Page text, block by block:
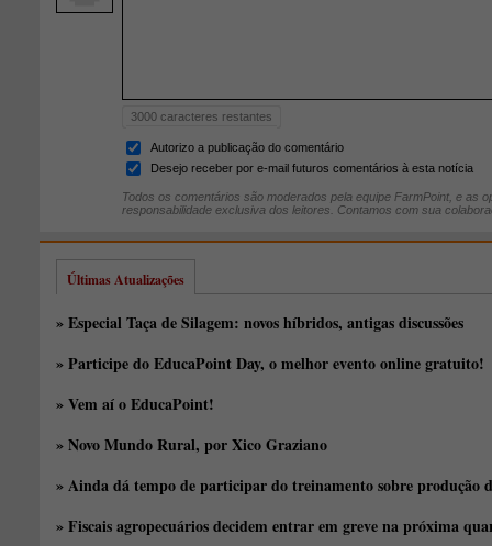
3000 caracteres restantes
Autorizo a publicação do comentário
Desejo receber por e-mail futuros comentários à esta notícia
Todos os comentários são moderados pela equipe FarmPoint, e as
responsabilidade exclusiva dos leitores. Contamos com sua
Últimas Atualizações
» Especial Taça de Silagem: novos híbridos, antigas discussões
» Participe do EducaPoint Day, o melhor evento online gratuito!
» Vem aí o EducaPoint!
» Novo Mundo Rural, por Xico Graziano
» Ainda dá tempo de participar do treinamento sobre produção
» Fiscais agropecuários decidem entrar em greve na próxima